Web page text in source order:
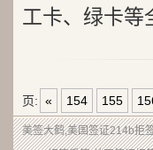
工卡、绿卡等
页: « 154 155
美签大鹤,美国签证214b拒